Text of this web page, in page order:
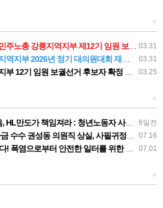
+
03.31
강릉지역지부 제12기 임원 보궐선거결과 공고
03.31
부 2026년 정기 대의원대회 재소집 건
03.25
12기 임원 보궐선거 후보자 확정 공고
+
6일전
년노동자 사망사고의 철저한 진상규명과 재발방지 대책 마련하라
07.16
수 권성동 의원직 상실, 사필귀정이다
07.01
일터를 위한 민주노총 강원지역본부 폭염감시단 선포 기자회견
+